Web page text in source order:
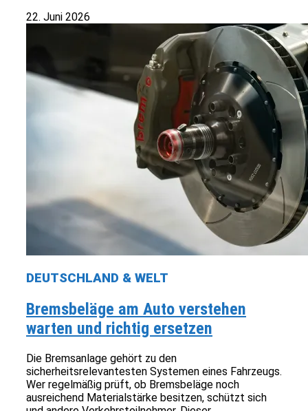
22. Juni 2026
DEUTSCHLAND & WELT
Bremsbeläge am Auto verstehen
warten und richtig ersetzen
Die Bremsanlage gehört zu den
sicherheitsrelevantesten Systemen eines Fahrzeugs.
Wer regelmäßig prüft, ob Bremsbeläge noch
ausreichend Materialstärke besitzen, schützt sich